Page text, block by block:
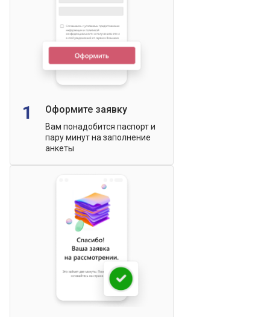
1 Оформите заявку
Вам понадобится паспорт и
пару минут на заполнение
анкеты